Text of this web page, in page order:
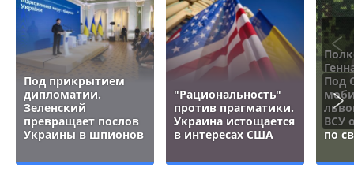
Под прикрытием
дипломатии.
Зеленский
превращает послов
Украины в шпионов
"Рациональность"
против прагматики.
Украина истощается
в интересах США
Под
ВСУ
по